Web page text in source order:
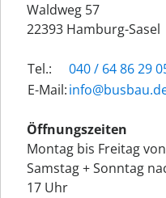
Waldweg 57
22393 Hamburg-Sasel
Tel.:
040 / 64 86 29
E-Mail:
Öffnungszeiten
Montag bis Freitag
Samstag + Sonntag
17 Uhr